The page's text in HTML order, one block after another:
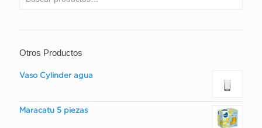
Otros Productos
Vaso Cylinder agua
Maracatu 5 piezas